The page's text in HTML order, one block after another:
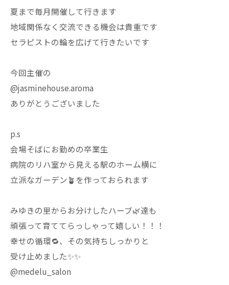
夏まで毎月開催して行きます
地域関係なく交流できる機会は貴重です
セラピストの輪を広げて行きたいです
今回主催の
@jasminehouse.aroma
ありがとうございました
p.s
会場そばにお勤めの卒業生
病院のリハ室から見える駅のホーム横に
立派なガーデン🪴を作っておられます
みゆきの里からお分けしたハーブ🌿達も
頑張って育ててらっしゃって嬉しい！！！
幸せの循環🔁、その気持ちしっかりと
受け止めました✨✨
@medelu_salon